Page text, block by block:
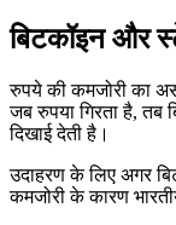
बिटकॉइन और
रुपये की कमजोरी का
जब रुपया गिरता है, तब
दिखाई देती है।
उदाहरण के लिए अगर
कमजोरी के कारण